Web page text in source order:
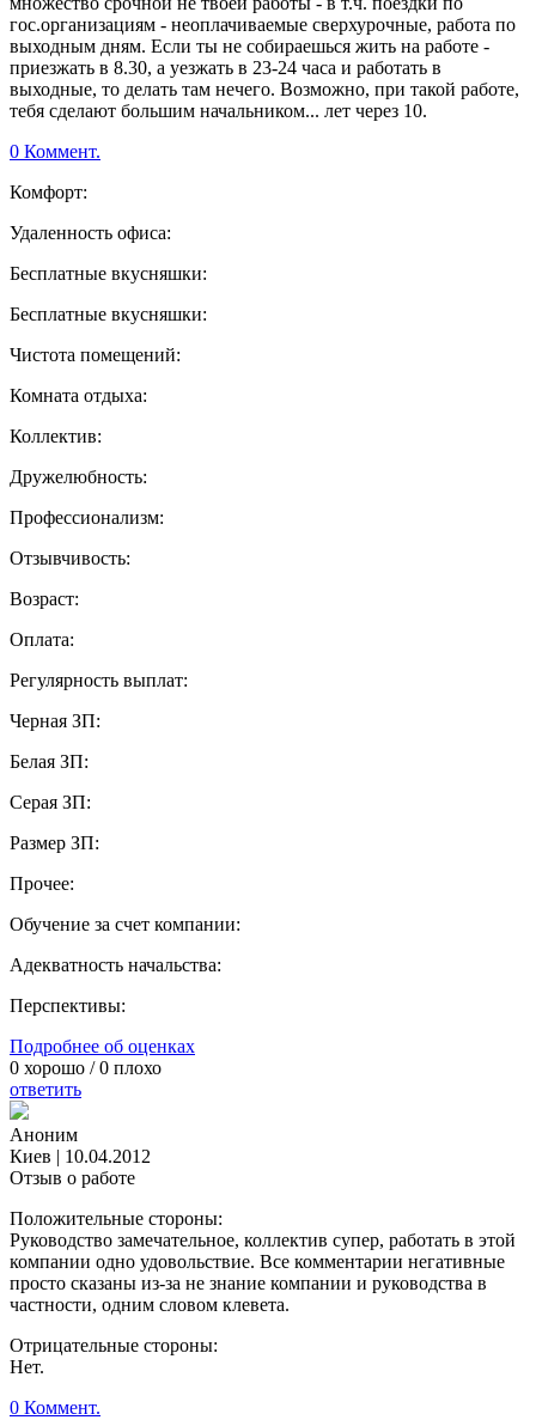
гос.организациям - неоплачиваемые сверхурочные, работа по
выходным дням. Если ты не собираешься жить на работе -
приезжать в 8.30, а уезжать в 23-24 часа и работать в
выходные, то делать там нечего. Возможно, при такой работе,
тебя сделают большим начальником... лет через 10.
0 Коммент.
Комфорт:
Удаленность офиса:
Бесплатные вкусняшки:
Бесплатные вкусняшки:
Чистота помещений:
Комната отдыха:
Коллектив:
Дружелюбность:
Профессионализм:
Отзывчивость:
Возраст:
Оплата:
Регулярность выплат:
Черная ЗП:
Белая ЗП:
Серая ЗП:
Размер ЗП:
Прочее:
Обучение за счет компании:
Адекватность начальства:
Перспективы:
Подробнее об оценках
0 хорошо /0 плохо
ответить
Аноним
Киев | 10.04.2012
Отзыв о работе
Положительные стороны:
Руководство замечательное, коллектив супер, работать в этой
компании одно удовольствие. Все комментарии негативные
просто сказаны из-за не знание компании и руководства в
частности, одним словом клевета.
Отрицательные стороны:
Нет.
0 Коммент.